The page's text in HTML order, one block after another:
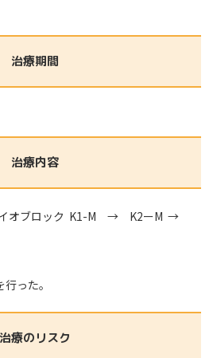
治療期間
治療内容
オブロック K1-M → K2ーM →
った。
治療のリスク